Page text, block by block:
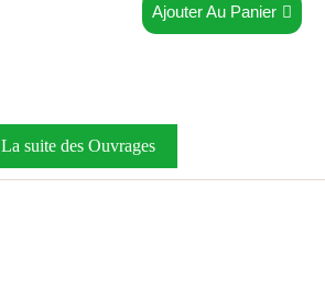
Ajouter Au Panier
La suite des Ouvrages